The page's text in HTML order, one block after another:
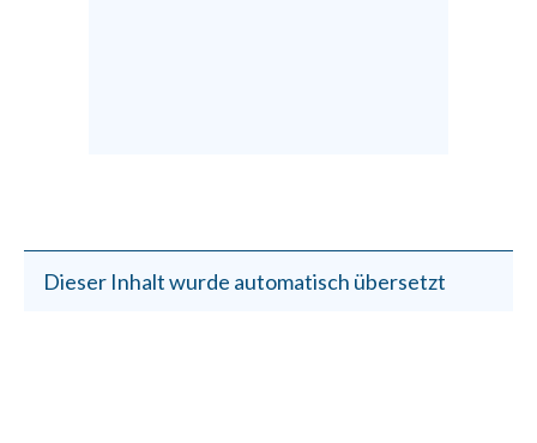
Dieser Inhalt wurde automatisch übersetzt